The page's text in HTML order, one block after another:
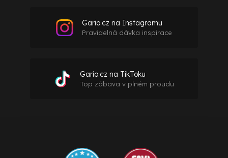
Gario.cz na Instagramu
Pravidelná dávka inspirace
Gario.cz na TikToku
Top zábava v plném proudu